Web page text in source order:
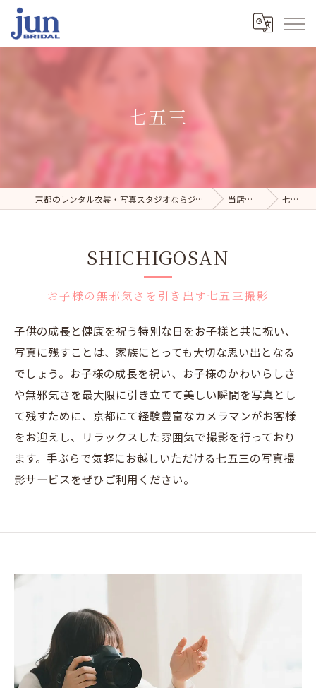
七五三
京都のレンタル衣裳・写真スタジオならジュンブライダル 当店の特徴 七五三
お子様の無邪気さを引き出す七五三撮影
SHICHIGOSAN
子供の成長と健康を祝う特別な日をお子様と共に祝い、
写真に残すことは、家族にとっても大切な思い出となる
でしょう。お子様の成長を祝い、お子様のかわいらしさ
や無邪気さを最大限に引き立てて美しい瞬間を写真とし
て残すために、京都にて経験豊富なカメラマンがお客様
をお迎えし、リラックスした雰囲気で撮影を行っており
ます。手ぶらで気軽にお越しいただける七五三の写真撮
影サービスをぜひご利用ください。